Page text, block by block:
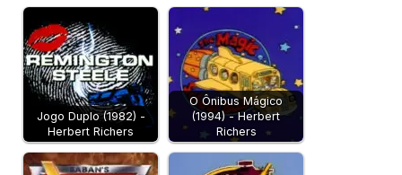
Jogo Duplo (1982) -
Herbert Richers
O Ônibus Mágico
(1994) - Herbert
Richers